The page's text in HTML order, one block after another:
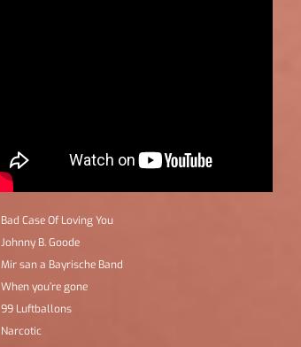
Bad Case Of Loving You
Johnny B. Goode
Mir san a Bayrische Band
When you’re gone
99 Luftballons
Narcotic